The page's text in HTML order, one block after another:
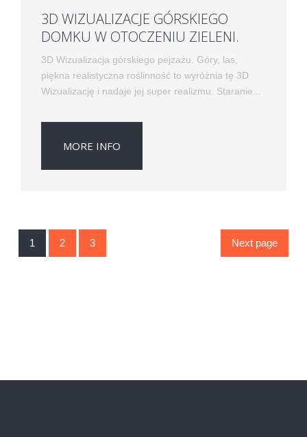
3D WIZUALIZACJE GÓRSKIEGO
DOMKU W OTOCZENIU ZIELENI.
3D Wizualizacja górskiego pejzażu. Góry, las,
piękna realistyczna roślinność to wyróżnia tę 3D
Wizualizację i nadaje jej super realizmu. Staranie...
MORE INFO
1 2 3 Next page